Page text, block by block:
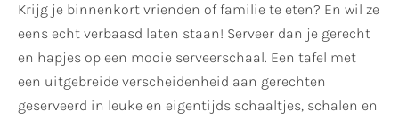
Krijg je binnenkort vrienden of familie te eten? En wil ze
eens echt verbaasd laten staan! Serveer dan je gerecht
en hapjes op een mooie serveerschaal. Een tafel met
een uitgebreide verscheidenheid aan gerechten
geserveerd in leuke en eigentijds schaaltjes, schalen en